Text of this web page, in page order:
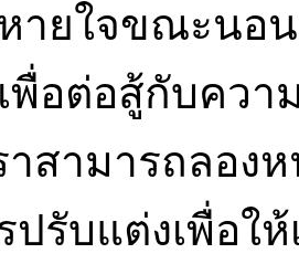
ายใจขณะนอ
พื่อต่อสู้กับคว
าสามารถลอง
ปรับแต่งเพื่อใ